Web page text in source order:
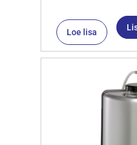
Loe lisa